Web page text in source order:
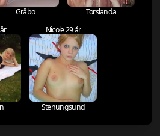
Gråbo
Torslanda
Nicole 29 år
Stenungsund